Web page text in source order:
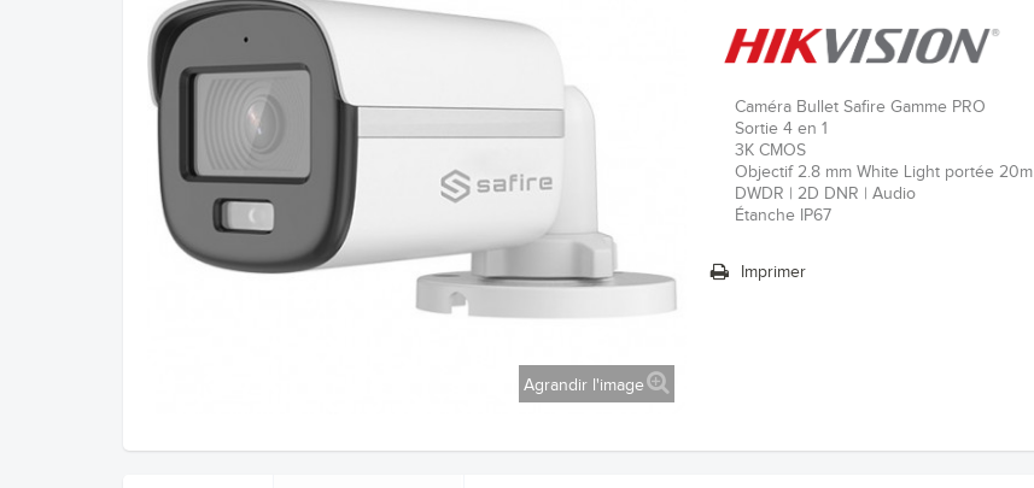
Agrandir l'image
Caméra Bullet Safire Gamme PRO
Sortie 4 en 1
3K CMOS
Objectif 2.8 mm White Light portée 20m
DWDR | 2D DNR | Audio
Étanche IP67
Imprimer